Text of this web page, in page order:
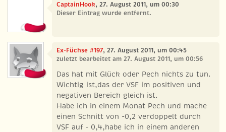
CaptainHook, 27. August 2011, um 00:30
Dieser Eintrag wurde entfernt.
Ex-Füchse #197, 27. August 2011, um 00:45
zuletzt bearbeitet am 27. August 2011, um 00:56
Das hat mit Glück oder Pech nichts zu tun.
Wichtig ist,das der VSF im positiven und
negativen Bereich gleich ist.
Habe ich in einem Monat Pech und mache
einen Schnitt von -0,2 verdoppelt durch
VSF auf - 0,4,habe ich in einem anderen